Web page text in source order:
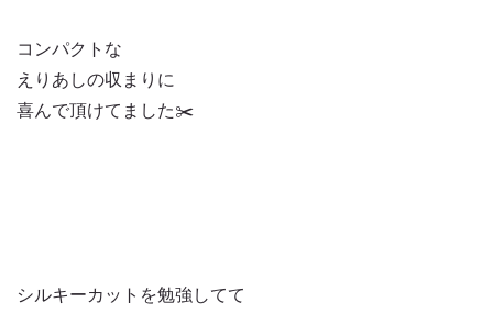
コンパクトな
えりあしの収まりに
喜んで頂けてました✂️
シルキーカットを勉強してて